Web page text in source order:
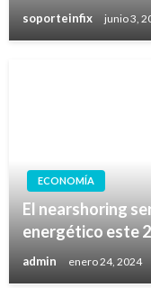
soporteinfix junio 3,
ECONOMÍA
El nearshoring
energético este
admin enero 24, 2024